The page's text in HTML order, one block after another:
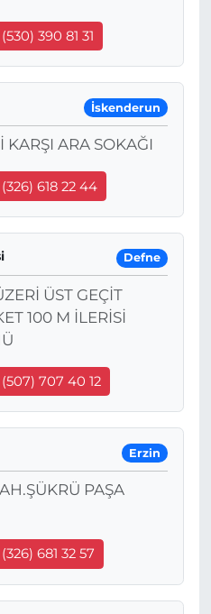
390 81 31
İskenderun
KARŞI ARA SOKAĞI
618 22 44
Defne
ÜST GEÇİT
100 M İLERİSİ
707 40 12
Erzin
PAŞA
681 32 57